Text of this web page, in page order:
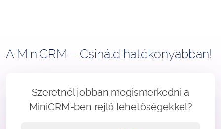
A MiniCRM – Csináld hatékonyabban!
Szeretnél jobban megismerkedni a
MiniCRM-ben rejlő lehetőségekkel?